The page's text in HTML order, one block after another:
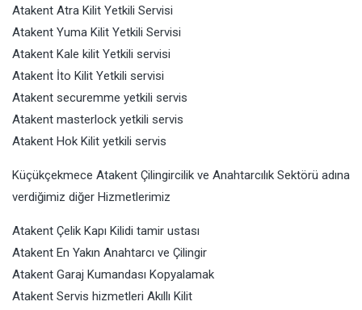
Atakent Atra Kilit Yetkili Servisi
Atakent Yuma Kilit Yetkili Servisi
Atakent Kale kilit Yetkili servisi
Atakent İto Kilit Yetkili servisi
Atakent securemme yetkili servis
Atakent masterlock yetkili servis
Atakent Hok Kilit yetkili servis
Küçükçekmece Atakent Çilingircilik ve Anahtarcılık Sektörü adına
verdiğimiz diğer Hizmetlerimiz
Atakent Çelik Kapı Kilidi tamir ustası
Atakent En Yakın Anahtarcı ve Çilingir
Atakent Garaj Kumandası Kopyalamak
Atakent Servis hizmetleri Akıllı Kilit